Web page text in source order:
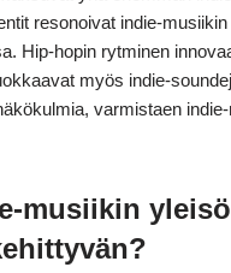
resonoivat indie-
Hip-hopin rytminen
myös indie-
varmistaen
musiikin